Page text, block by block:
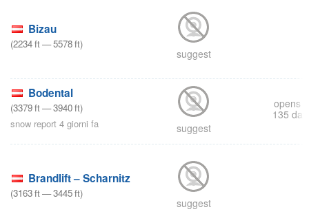
Bizau
(2234ft—5578ft)
suggest
Bodental
(3379ft—3940ft)
snow report 4 giorni fa
suggest
opens
135
Brandlift – Scharnitz
(3163ft—3445ft)
suggest